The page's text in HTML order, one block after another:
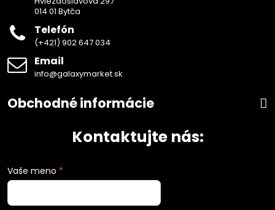
014 01 Bytča
Telefón
(+421) 902 647 034
Email
info@galaxymarket.sk
Obchodné informácie
Kontaktujte nás:
Vaše meno *